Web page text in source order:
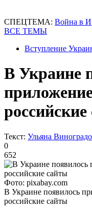
СПЕЦТЕМА: Война в
ВСЕ ТЕМЫ
Вступление
В Украине
Текст: Ульяна
0
652
Фото: pixabay.com
В Украине появилось
российские сайты